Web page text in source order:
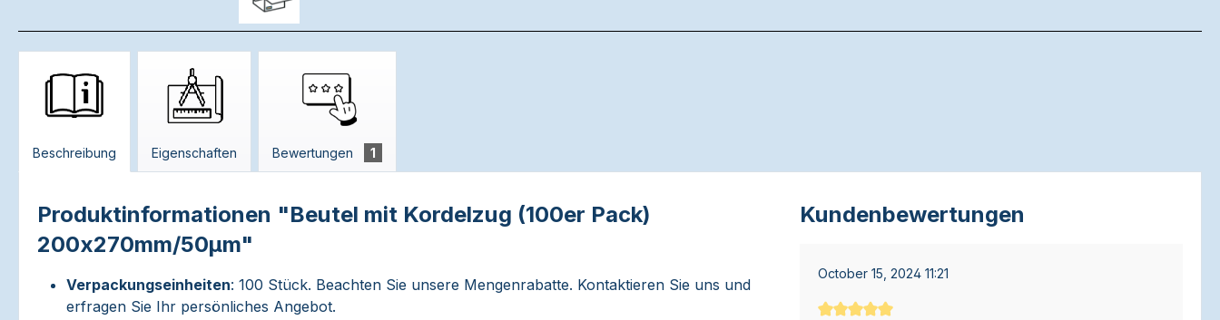
Beschreibung Eigenschaften Bewertungen 1
Produktinformationen "Beutel mit Kordelzug (100er Pack)
200x270mm/50µm"
Verpackungseinheiten: 100 Stück. Beachten Sie unsere Mengenrabatte. Kontaktieren Sie uns und
erfragen Sie Ihr persönliches Angebot.
Kundenbewertungen
October 15, 2024 11:21